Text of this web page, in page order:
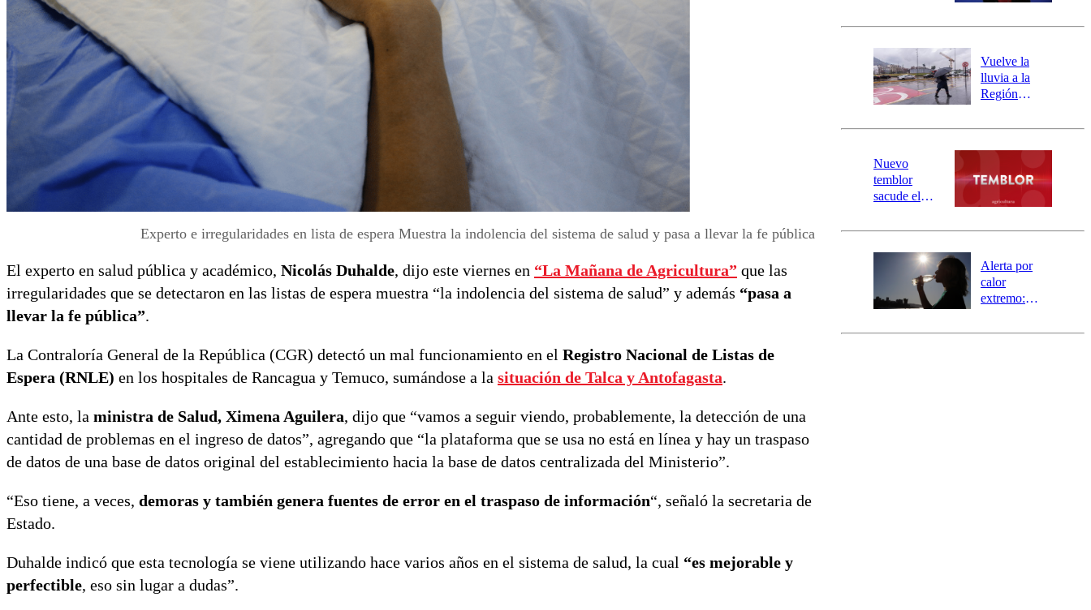
Experto e irregularidades en lista de espera Muestra la indolencia del sistema de salud y pasa a llevar la fe pública
El experto en salud pública y académico, Nicolás Duhalde, dijo este viernes en “La Mañana de Agricultura” que las
irregularidades que se detectaron en las listas de espera muestra “la indolencia del sistema de salud” y además “pasa a
llevar la fe pública”.
La Contraloría General de la República (CGR) detectó un mal funcionamiento en el Registro Nacional de Listas de
Espera (RNLE) en los hospitales de Rancagua y Temuco, sumándose a la situación de Talca y Antofagasta.
Ante esto, la ministra de Salud, Ximena Aguilera, dijo que “vamos a seguir viendo, probablemente, la detección de una
cantidad de problemas en el ingreso de datos”, agregando que “la plataforma que se usa no está en línea y hay un traspaso
de datos de una base de datos original del establecimiento hacia la base de datos centralizada del Ministerio”.
“Eso tiene, a veces, demoras y también genera fuentes de error en el traspaso de información“, señaló la secretaria de
Estado.
Duhalde indicó que esta tecnología se viene utilizando hace varios años en el sistema de salud, la cual “es mejorable y
perfectible, eso sin lugar a dudas”.
Carahue por
río Damas:
activa
mensajería
SAE
Vuelve la
lluvia a la
Región
este es el
este viernes
Nuevo
temblor
sacude el
revisa la
epicentro
Alerta por
calor
extremo:
activa Alerta